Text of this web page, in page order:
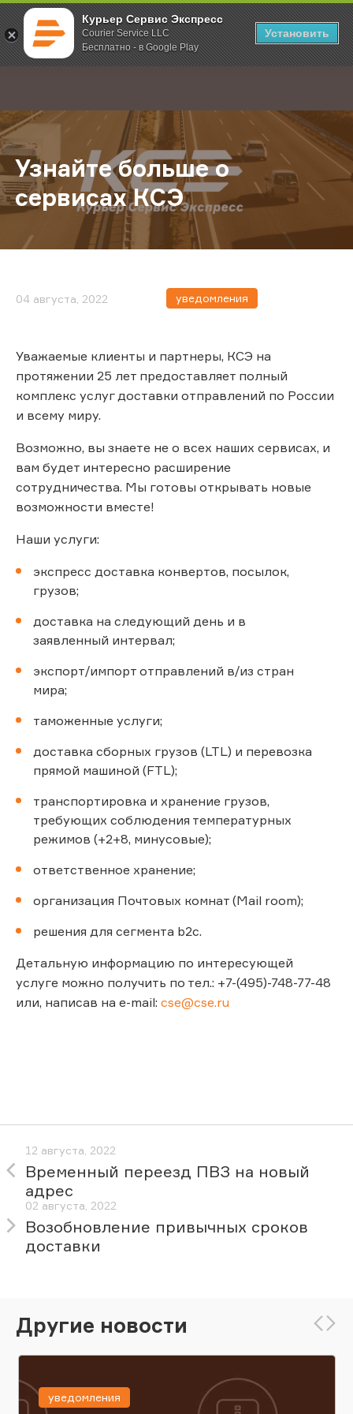
Курьер Сервис Экспресс
Courier Service LLC
Бесплатно - в Google Play
Установить
; Главная О компании Новости Узнайте больше о сервисах КСЭ
Узнайте больше о
сервисах КСЭ
04 августа, 2022 уведомления
Уважаемые клиенты и партнеры, КСЭ на
протяжении 25 лет предоставляет полный
комплекс услуг доставки отправлений по России
и всему миру.
Возможно, вы знаете не о всех наших сервисах, и
вам будет интересно расширение
сотрудничества. Мы готовы открывать новые
возможности вместе!
Наши услуги:
экспресс доставка конвертов, посылок,
грузов;
доставка на следующий день и в
заявленный интервал;
экспорт/импорт отправлений в/из стран
мира;
таможенные услуги;
доставка сборных грузов (LTL) и перевозка
прямой машиной (FTL);
транспортировка и хранение грузов,
требующих соблюдения температурных
режимов (+2+8, минусовые);
ответственное хранение;
организация Почтовых комнат (Mail room);
решения для сегмента b2c.
Детальную информацию по интересующей
услуге можно получить по тел.: +7-(495)-748-77-48
или, написав на e-mail: cse@cse.ru
12 августа, 2022
Временный переезд ПВЗ на новый
адрес
02 августа, 2022
Возобновление привычных сроков
доставки
Другие новости
уведомления